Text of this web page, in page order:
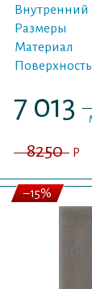
Внутренний
Размеры
Материал
Поверхность
7 013
8250 P
–15%